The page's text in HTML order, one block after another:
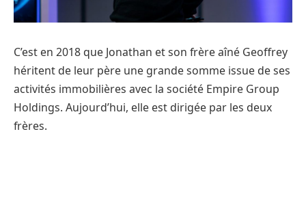
C’est en 2018 que Jonathan et son frère aîné Geoffrey
héritent de leur père une grande somme issue de ses
activités immobilières avec la société Empire Group
Holdings. Aujourd’hui, elle est dirigée par les deux
frères.